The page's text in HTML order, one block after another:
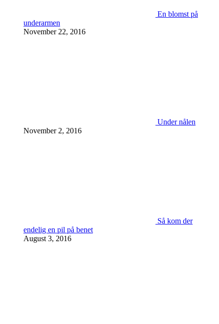
En blomst på
underarmen
November 22, 2016
Under nålen
November 2, 2016
Så kom der
endelig en pil på benet
August 3, 2016